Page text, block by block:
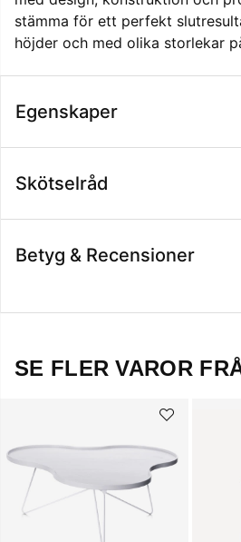
stämma för ett perfekt
höjder och med olika storlekar
Egenskaper
Skötselråd
Betyg & Recensioner
SE FLER VAROR